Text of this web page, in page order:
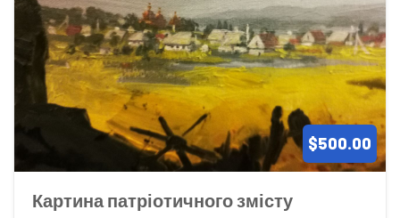
$500.00
Картина патріотичного змісту